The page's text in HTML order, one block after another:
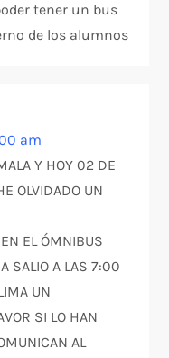
tener un bus
de los alumnos
am
Y HOY 02 DE
OLVIDADO UN
EL ÓMNIBUS
SALIO A LAS 7:00
UN
SI LO HAN
AL